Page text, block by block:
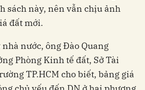
sách này, nên vẫn chịu ảnh
đất mới.
nhà nước, ông Đào Quang
Phòng Kinh tế đất, Sở Tài
TP.HCM cho biết, bảng giá